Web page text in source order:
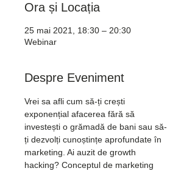
Ora și Locația
25 mai 2021, 18:30 – 20:30
Webinar
Despre Eveniment
Vrei sa afli cum să-ți crești
exponențial afacerea fără să
investești o grămadă de bani sau să-
ți dezvolți cunoștințe aprofundate în
marketing. Ai auzit de growth
hacking? Conceptul de marketing